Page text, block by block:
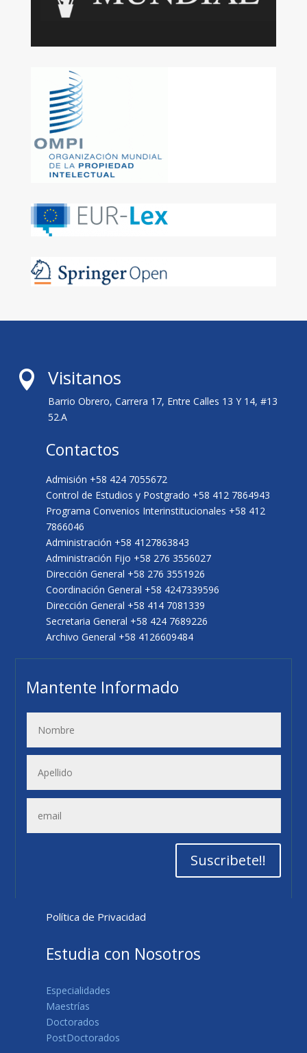
 Visitanos
Barrio Obrero, Carrera 17, Entre Calles 13 Y 14, #13
52.A
Contactos
Admisión +58 424 7055672
Control de Estudios y Postgrado +58 412 7864943
Programa Convenios Interinstitucionales +58 412
7866046
Administración +58 4127863843
Administración Fijo +58 276 3556027
Dirección General +58 276 3551926
Coordinación General +58 4247339596
Dirección General +58 414 7081339
Secretaria General +58 424 7689226
Archivo General +58 4126609484
Mantente Informado
Suscribete!!
Política de Privacidad
Estudia con Nosotros
Especialidades
Maestrías
Doctorados
PostDoctorados